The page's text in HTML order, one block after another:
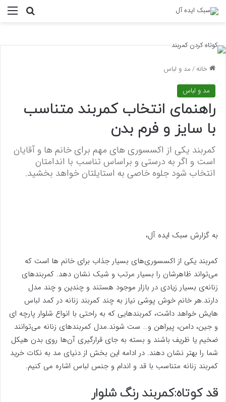
خانه/مد و لباس
مد و لباس
راهنمای انتخاب کمربند متناسب
با سایز و فرم بدن
کمربند یکی از اکسسوری های مهم برای خانم ها و آقایان
است و اگر به درستی و براساس تناسب با اندامتان
انتخاب شود جلوه خاصی به استایلتان خواهد بخشید.
به گزارش سبک ایده آل،
کمربند یکی از اکسسوری‌های بسیار جذاب برای خانم ها است که
می‌تواند ظاهرشان را بسیار مرتب‌ و شیک‌ نشان دهد. کمربندهای
زنانه‌ی بسیار زیادی در بازار موجود هستند و چندین و چند مدل
دارند.هر خانم خوش پوشی نیاز به چند کمربند زنانه در کمد لباس
هایش خواهد داشت، کمربندهایی که به راحتی با انواع شلوار پارچه ای
و جین، دامن، پیراهن و… ست شوند.مدل کمربندهای زنانه می‌توانند
ضخیم یا ظریف باشند و بسته به جای قرارگیری آن‌ها روی بدن هیکل
شما را بهتر نشان دهند. در ادامه این بخش از دنیای مد به نکات خرید
کمربند زنانه متناسب با قد و اندام و جنس لباس اشاره می کنیم.
قد کوتاه:کمربند رنگ شلوار